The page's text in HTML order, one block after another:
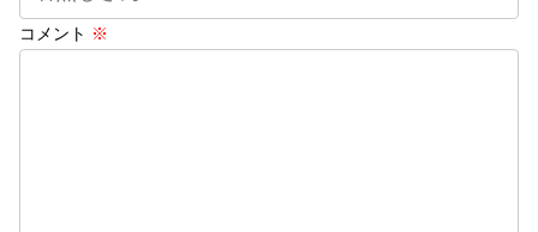
コメント ※